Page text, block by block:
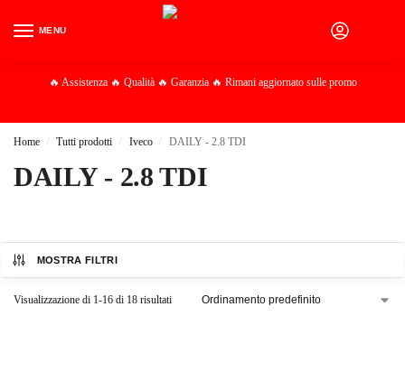
MENU
🔥 Assistenza 🔥 Qualità 🔥 Garanzia 🔥 Rimani aggiornato sulle promo
Home / Tutti prodotti / Iveco / DAILY - 2.8 TDI
DAILY - 2.8 TDI
MOSTRA FILTRI
Visualizzazione di 1-16 di 18 risultati